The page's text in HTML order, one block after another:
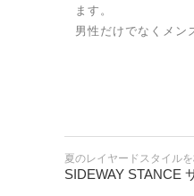
ます。
男性だけでなくメン
夏のレイヤードスタイル
SIDEWAY STANCE